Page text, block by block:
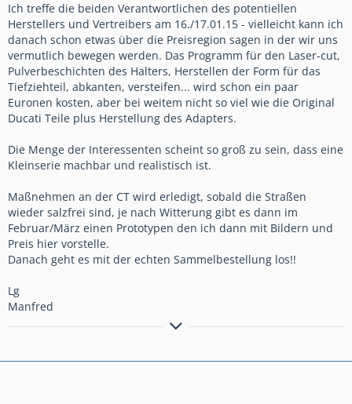
Ich treffe die beiden Verantwortlichen des potentiellen
Herstellers und Vertreibers am 16./17.01.15 - vielleicht kann ich
danach schon etwas über die Preisregion sagen in der wir uns
vermutlich bewegen werden. Das Programm für den Laser-cut,
Pulverbeschichten des Halters, Herstellen der Form für das
Tiefziehteil, abkanten, versteifen... wird schon ein paar
Euronen kosten, aber bei weitem nicht so viel wie die Original
Ducati Teile plus Herstellung des Adapters.
Die Menge der Interessenten scheint so groß zu sein, dass eine
Kleinserie machbar und realistisch ist.
Maßnehmen an der CT wird erledigt, sobald die Straßen
wieder salzfrei sind, je nach Witterung gibt es dann im
Februar/März einen Prototypen den ich dann mit Bildern und
Preis hier vorstelle.
Danach geht es mit der echten Sammelbestellung los!!
Lg
Manfred
Wenn nicht jetzt... wann dann?